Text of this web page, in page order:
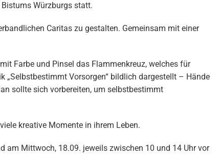
Würzburgs statt.
Caritas zu gestalten. Gemeinsam mit einer
Farbe und Pinsel das Flammenkreuz, welches für
„Selbstbestimmt Vorsorgen“ bildlich dargestellt – Hände
sollte sich vorbereiten, um selbstbestimmt
kreative Momente in ihrem Leben.
am Mittwoch, 18.09. jeweils zwischen 10 und 14 Uhr vor